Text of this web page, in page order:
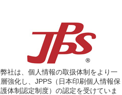
弊社は、個人情報の取扱体制をより一
層強化し、JPPS（日本印刷個人情報保
護体制認定制度）の認定を受けていま